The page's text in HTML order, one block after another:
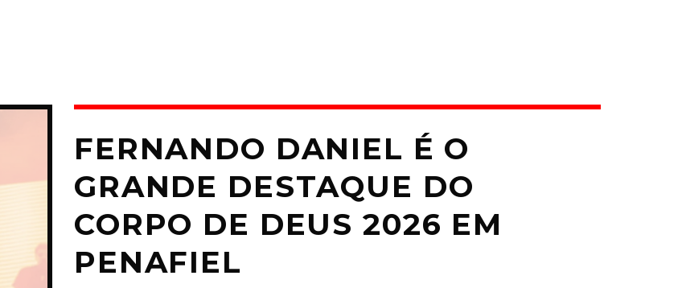
FERNANDO DANIEL É O
GRANDE DESTAQUE DO
CORPO DE DEUS 2026 EM
PENAFIEL